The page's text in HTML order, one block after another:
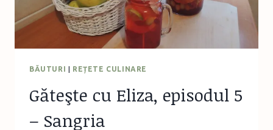
BĂUTURI | REȚETE CULINARE
Găteşte cu Eliza, episodul 5
– Sangria